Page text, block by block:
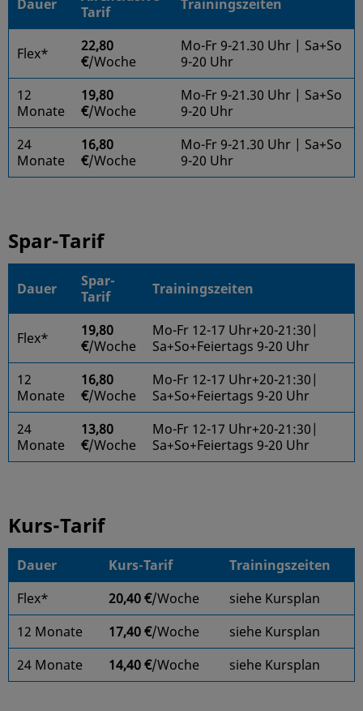
Dauer
Tarif
Trainingszeiten
Flex*
22,80
€/Woche
Mo-Fr 9-21.30 Uhr | Sa+So
9-20 Uhr
12
Monate
19,80
€/Woche
Mo-Fr 9-21.30 Uhr | Sa+So
9-20 Uhr
24
Monate
16,80
€/Woche
Mo-Fr 9-21.30 Uhr | Sa+So
9-20 Uhr
Spar-Tarif
Dauer
Spar-
Tarif
Trainingszeiten
Flex*
19,80
€/Woche
Mo-Fr 12-17 Uhr+20-21:30|
Sa+So+Feiertags 9-20 Uhr
12
Monate
16,80
€/Woche
Mo-Fr 12-17 Uhr+20-21:30|
Sa+So+Feiertags 9-20 Uhr
24
Monate
13,80
€/Woche
Mo-Fr 12-17 Uhr+20-21:30|
Sa+So+Feiertags 9-20 Uhr
Kurs-Tarif
Dauer Kurs-Tarif
Trainingszeiten
Flex*
20,40 €/Woche
siehe Kursplan
12 Monate
17,40 €/Woche
siehe Kursplan
24 Monate
14,40 €/Woche siehe Kursplan